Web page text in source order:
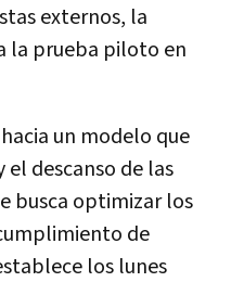
externos, la
la prueba piloto en
un modelo que
descanso de las
busca optimizar los
de
los lunes